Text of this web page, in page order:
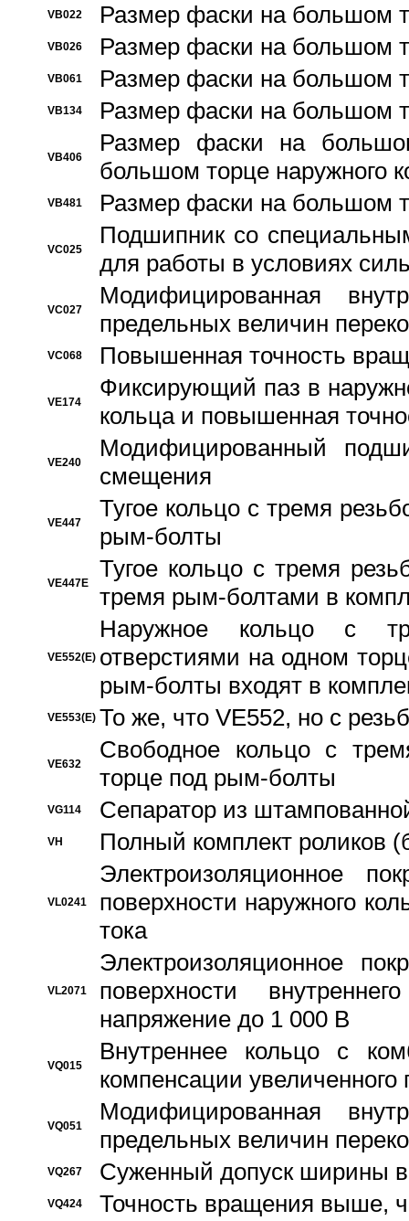
VB022 Размер фаски на большом
VB026 Размер фаски на большом
VB061 Размер фаски на большом
VB134 Размер фаски на большом
VB406
Размер фаски на
большом торце наружного
VB481 Размер фаски на большом
VC025
Подшипник со
для работы в условиях
VC027
Модифицированная
предельных величин
VC068 Повышенная точность
VE174
Фиксирующий паз в
кольца и повышенная
VE240
Модифицированный
смещения
VE447
Тугое кольцо с тремя
рым-болты
VE447E
Тугое кольцо с тремя
тремя рым-болтами в
VE552(E)
Наружное кольцо с
отверстиями на одном
рым-болты входят в
VE553(E) То же, что VE552, но с
VE632
Свободное кольцо с
торце под рым-болты
VG114 Сепаратор из
VH Полный комплект роликов
VL0241
Электроизоляционное
поверхности наружного
тока
VL2071
Электроизоляционное
поверхности
напряжение до 1 000 В
VQ015
Bнутреннее кольцо с
компенсации увеличенного
VQ051
Модифицированная
предельных величин
VQ267 Суженный допуск ширины
VQ424 Точность вращения выше,